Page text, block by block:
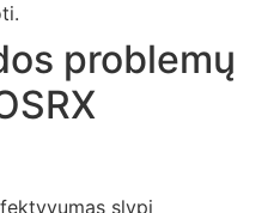
problemų
slypi